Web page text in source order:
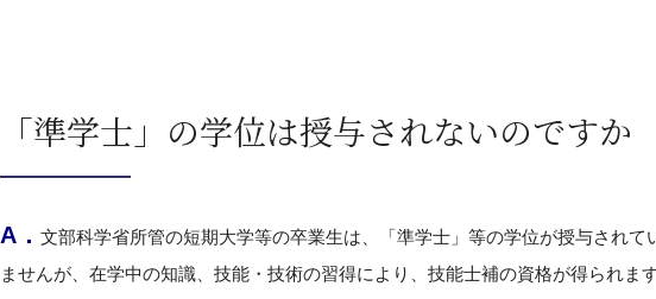
「準学士」の学位は授与されないのですか
A． 文部科学省所管の短期大学等の卒業生は、「準学士」等の学位が授与されて
ませんが、在学中の知識、技能・技術の習得により、技能士補の資格が得られます